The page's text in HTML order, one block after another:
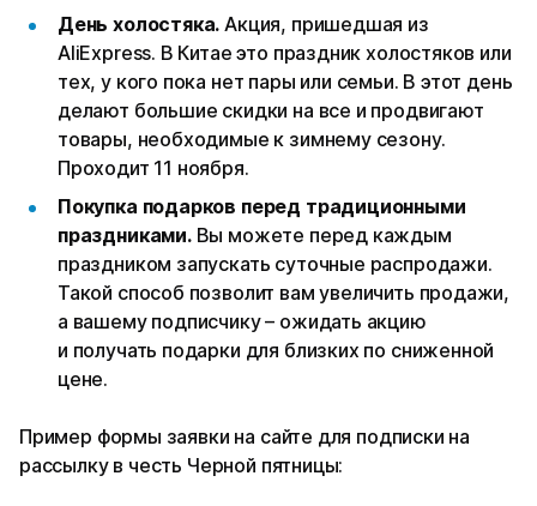
День холостяка.Акция, пришедшая из
AliExpress. В Китае это праздник холостяков или
тех, у кого пока нет пары или семьи. В этот день
делают большие скидки на все и продвигают
товары, необходимые к зимнему сезону.
Проходит 11 ноября.
Покупка подарков перед традиционными
праздниками.Вы можете перед каждым
праздником запускать суточные распродажи.
Такой способ позволит вам увеличить продажи,
а вашему подписчику – ожидать акцию
и получать подарки для близких по сниженной
цене.
Пример формы заявки на сайте для подписки на
рассылку в честь Черной пятницы: